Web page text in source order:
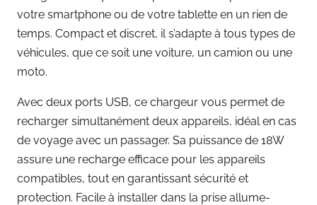
votre smartphone ou de votre tablette en un rien de
temps. Compact et discret, il s’adapte à tous types de
véhicules, que ce soit une voiture, un camion ou une
moto.
Avec deux ports USB, ce chargeur vous permet de
recharger simultanément deux appareils, idéal en cas
de voyage avec un passager. Sa puissance de 18W
assure une recharge efficace pour les appareils
compatibles, tout en garantissant sécurité et
protection. Facile à installer dans la prise allume-